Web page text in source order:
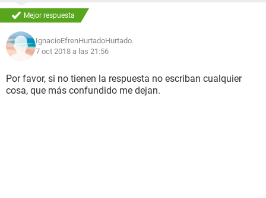
Mejor respuesta
IgnacioEfrenHurtadoHurtado.
7 oct 2018 a las 21:56
Por favor, si no tienen la respuesta no escriban cualquier
cosa, que más confundido me dejan.